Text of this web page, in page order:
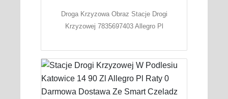
Droga Krzyzowa Obraz Stacje Drogi
Krzyzowej 7835697403 Allegro Pl